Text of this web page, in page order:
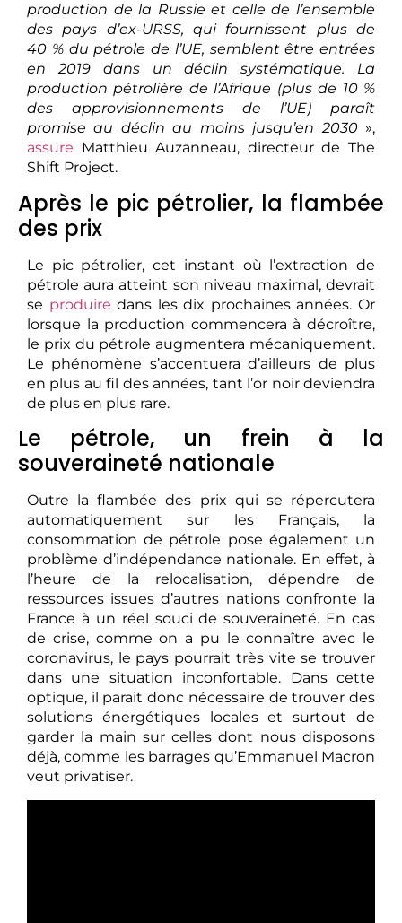
production de la Russie et celle de l’ensemble
des pays d’ex-URSS, qui fournissent plus de
40 % du pétrole de l’UE, semblent être entrées
en 2019 dans un déclin systématique. La
production pétrolière de l’Afrique (plus de 10 %
des approvisionnements de l’UE) paraît
promise au déclin au moins jusqu’en 2030»,
assure Matthieu Auzanneau, directeur de The
Shift Project.
Après le pic pétrolier, la flambée
des prix
Le pic pétrolier, cet instant où l’extraction de
pétrole aura atteint son niveau maximal, devrait
se produire dans les dix prochaines années. Or
lorsque la production commencera à décroître,
le prix du pétrole augmentera mécaniquement.
Le phénomène s’accentuera d’ailleurs de plus
en plus au fil des années, tant l’or noir deviendra
de plus en plus rare.
Le pétrole, un frein à la
souveraineté nationale
Outre la flambée des prix qui se répercutera
automatiquement sur les Français, la
consommation de pétrole pose également un
problème d’indépendance nationale. En effet, à
l’heure de la relocalisation, dépendre de
ressources issues d’autres nations confronte la
France à un réel souci de souveraineté. En cas
de crise, comme on a pu le connaître avec le
coronavirus, le pays pourrait très vite se trouver
dans une situation inconfortable. Dans cette
optique, il parait donc nécessaire de trouver des
solutions énergétiques locales et surtout de
garder la main sur celles dont nous disposons
déjà, comme les barrages qu’Emmanuel Macron
veut privatiser.